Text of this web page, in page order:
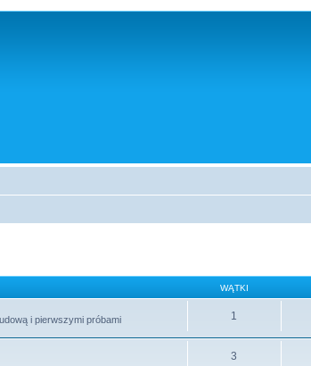
WĄTKI
i pierwszymi próbami
1
3